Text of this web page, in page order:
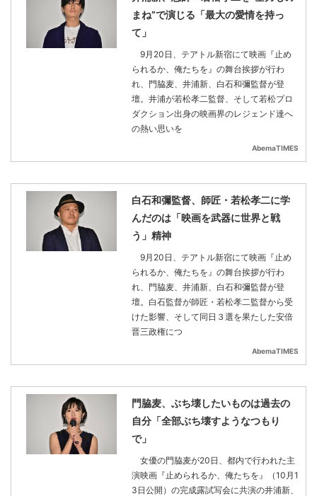
まね”で演じる「最大の愛情を持っ
て」
9月20日、テアトル新宿にて映画『止め
られるか、俺たちを』の舞台挨拶が行わ
れ、門脇麦、井浦新、白石和彌監督が登
壇。井浦が若松孝二監督、そして若松プロ
ダクション出身の映画界のレジェンド達へ
の熱い思いを
AbemaTIMES
白石和彌監督、師匠・若松孝二に学
んだのは「映画を武器に世界と戦
う」精神
9月20日、テアトル新宿にて映画『止め
られるか、俺たちを』の舞台挨拶が行わ
れ、門脇麦、井浦新、白石和彌監督が登
壇。白石監督が師匠・若松孝二監督から受
けた影響、そして同日３選を果たした安倍
晋三政権につ
AbemaTIMES
門脇麦、ぶち壊したいものは過去の
自分「全部ぶち壊すようなつもり
で」
女優の門脇麦が20日、都内で行われた主
演映画『止められるか、俺たちを』（10月1
3日公開）の完成露試写会に共演の井浦新、